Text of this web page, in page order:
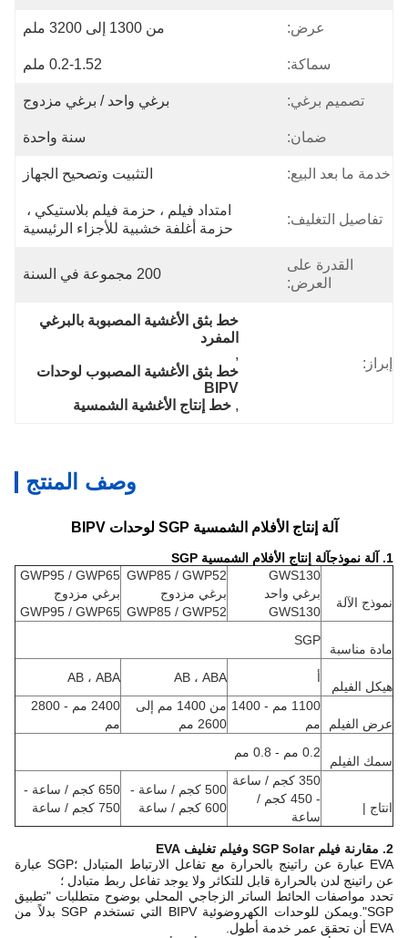
عرض: من 1300 إلى 3200 ملم
سماكة: 0.2-1.52 ملم
تصميم برغي: برغي واحد / برغي مزدوج
ضمان: سنة واحدة
خدمة ما بعد البيع: التثبيت وتصحيح الجهاز
تفاصيل التغليف:
امتداد فيلم ، حزمة فيلم بلاستيكي ،
حزمة أغلفة خشبية للأجزاء الرئيسية
القدرة على
العرض:
200 مجموعة في السنة
إبراز:
خط بثق الأغشية المصبوبة بالبرغي
المفرد
,
خط بثق الأغشية المصبوب لوحدات
BIPV
, خط إنتاج الأغشية الشمسية
وصف المنتج
آلة إنتاج الأفلام الشمسية SGP لوحدات BIPV
1. آلة نموذج آلة إنتاج الأفلام الشمسية SGP
نموذج الآلة
GWS130
برغي واحد
GWS130
GWP85 / GWP52
برغي مزدوج
GWP85 / GWP52
GWP95 / GWP65
برغي مزدوج
GWP95 / GWP65
مادة مناسبة
SGP
هيكل الفيلم
AB ، ABA AB ، ABA
عرض الفيلم
1100 مم - 1400
مم
من 1400 مم إلى
2600 مم
2400 مم - 2800
مم
سمك الفيلم
0.2 مم - 0.8 مم
انتاج |
350 كجم / ساعة
- 450 كجم /
ساعة
500 كجم / ساعة -
600 كجم / ساعة
650 كجم / ساعة -
750 كجم / ساعة
2. مقارنة فيلم SGP Solar وفيلم تغليف EVA
EVA عبارة عن راتينج بالحرارة مع تفاعل الارتباط المتبادل ؛SGP عبارة
عن راتينج لدن بالحرارة قابل للتكاثر ولا يوجد تفاعل ربط متبادل ؛
تحدد مواصفات الحائط الساتر الزجاجي المحلي بوضوح متطلبات "تطبيق
SGP".ويمكن للوحدات الكهروضوئية BIPV التي تستخدم SGP بدلاً من
EVA أن تحقق عمر خدمة أطول.